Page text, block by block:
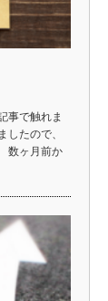
事で触れま
したので、
数ヶ月前か